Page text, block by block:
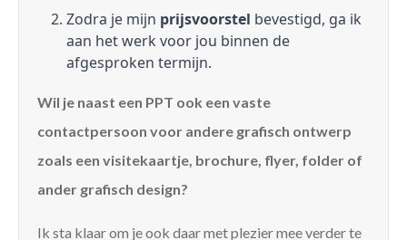
Zodra je mijn prijsvoorstel bevestigd, ga ik
aan het werk voor jou binnen de
afgesproken termijn.
Wil je naast een PPT ook een vaste
contactpersoon voor andere grafisch ontwerp
zoals een visitekaartje, brochure, flyer, folder of
ander grafisch design?
Ik sta klaar om je ook daar met plezier mee verder te